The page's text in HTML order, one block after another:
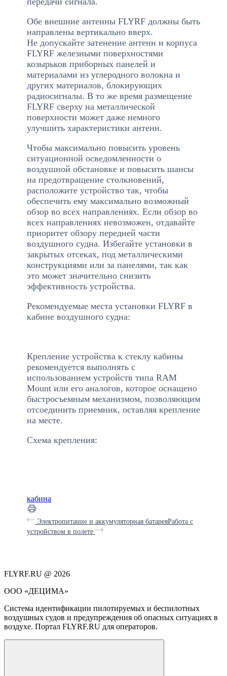
Обе внешние антенны FLYRF должны быть
направлены вертикально вверх.
Не допускайте затенение антенн и корпуса
FLYRF железными поверхностями
козырьков приборных панелей и
материалами из углеродного волокна и
других материалов, блокирующих
радиосигналы. В то же время размещение
FLYRF сверху на металлической
поверхности может даже немного
улучшить характеристики антенн.
Чтобы максимально повысить уровень
ситуационной осведомленности о
воздушной обстановке и повысить шансы
на предотвращение столкновений,
расположите устройство так, чтобы
обеспечить ему максимально возможный
обзор во всех направлениях. Если обзор во
всех направлениях невозможен, отдавайте
приоритет обзору передней части
воздушного судна. Избегайте установки в
закрытых отсеках, под металлическими
конструкциями или за панелями, так как
это может значительно снизить
эффективность устройства.
Рекомендуемые места установки FLYRF в
кабине воздушного судна:
Крепление устройства к стеклу кабины
рекомендуется выполнять с
использованием устройств типа RAM
Mount или его аналогов, которое оснащено
быстросъемным механизмом, позволяющим
отсоединить приемник, оставляя крепление
на месте.
Схема крепления:
кабина
Электропитание и аккумуляторная батареяРабота с
устройством в полете
FLYRF.RU @ 2026
ООО «ДЕЦИМА»
Система идентификации пилотируемых и беспилотных
воздушных судов и предупреждения об опасных ситуациях в
воздухе. Портал FLYRF.RU для операторов.